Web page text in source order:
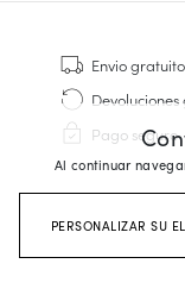
Al continuar
PERSONALIZAR SU
Zapatillas
Cosido Goodyear
Derbies y Richelieu
Zapatos
Mocasines
Sandalias y
Maletines Business
Zapatillas
Envio gratuito
Pago seguro